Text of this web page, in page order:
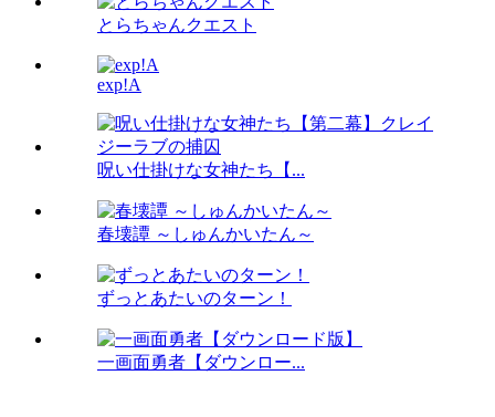
とらちゃんクエスト
exp!A
呪い仕掛けな女神たち【...
春壊譚 ～しゅんかいたん～
ずっとあたいのターン！
一画面勇者【ダウンロー...